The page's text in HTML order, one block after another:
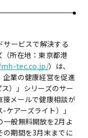
サービスで解決する
所在地：東京都港
tec.co.jp/）は、
業の健康経営を促進
）」シリーズのサー
接メールで健康相談が
アーズライト）」
一般無料開放を2月よ
の期間を3月末までに